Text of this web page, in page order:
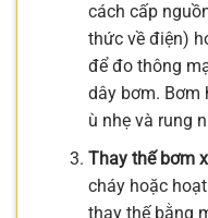
cách cấp
thức về điện)
để đo thông
dây bơm. Bơm
ù nhẹ và rung
Thay thế bơm
cháy hoặc
thay thế bằng